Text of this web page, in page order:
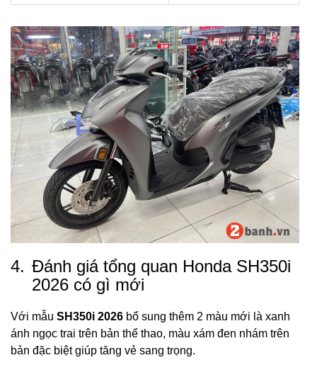
4. Đánh giá tổng quan Honda SH350i
2026 có gì mới
Với mẫu SH350i 2026 bổ sung thêm 2 màu mới là xanh
ánh ngọc trai trên bản thể thao, màu xám đen nhám trên
bản đặc biệt giúp tăng vẻ sang trọng.